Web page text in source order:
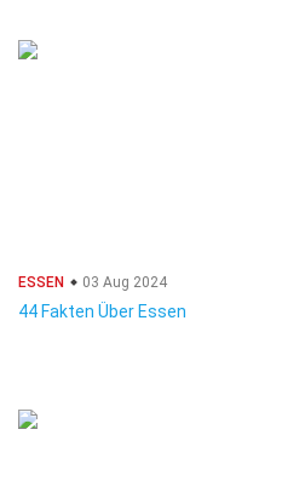
ESSEN 03 Aug 2024
44 Fakten Über Essen